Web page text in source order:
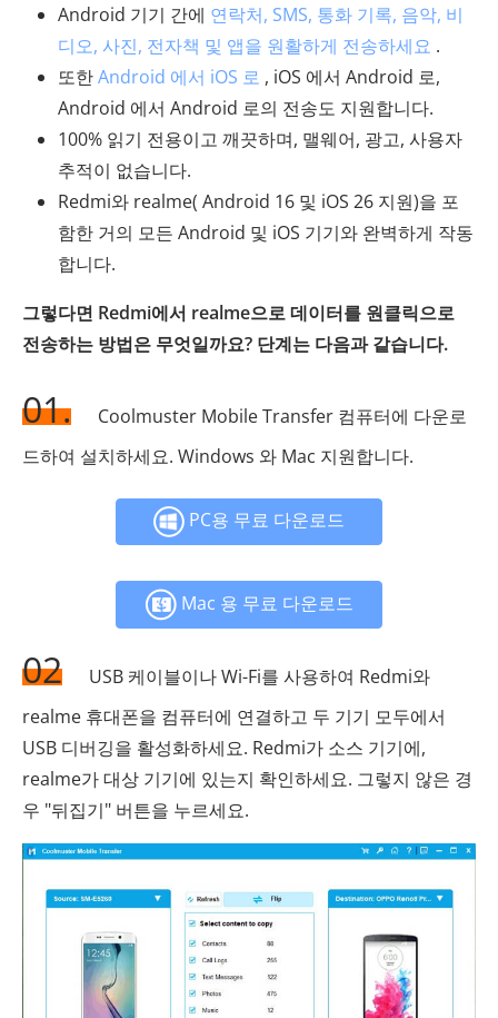
Android 기기 간에 연락처, SMS, 통화 기록, 음악, 비
디오, 사진, 전자책 및 앱을 원활하게 전송하세요 .
또한Android 에서 iOS 로 , iOS 에서 Android 로,
Android 에서 Android 로의 전송도 지원합니다.
100% 읽기 전용이고 깨끗하며, 맬웨어, 광고, 사용자
추적이 없습니다.
Redmi와 realme( Android 16 및 iOS 26 지원)을 포
함한 거의 모든 Android 및 iOS 기기와 완벽하게 작동
합니다.
그렇다면 Redmi에서 realme으로 데이터를 원클릭으로
전송하는 방법은 무엇일까요? 단계는 다음과 같습니다.
01.
Coolmuster Mobile Transfer 컴퓨터에 다운로
드하여 설치하세요. Windows 와 Mac 지원합니다.
PC용 무료 다운로드
Mac 용 무료 다운로드
02
USB 케이블이나 Wi-Fi를 사용하여 Redmi와
realme 휴대폰을 컴퓨터에 연결하고 두 기기 모두에서
USB 디버깅을 활성화하세요. Redmi가 소스 기기에,
realme가 대상 기기에 있는지 확인하세요. 그렇지 않은 경
우 "뒤집기" 버튼을 누르세요.